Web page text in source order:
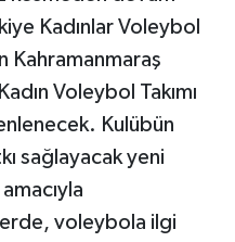
Kadınlar Voleybol
Kahramanmaraş
Voleybol Takımı
Kulübün
sağlayacak yeni
voleybola ilgi